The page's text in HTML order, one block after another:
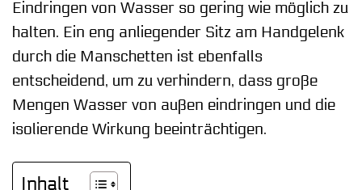
Eindringen von Wasser so gering wie möglich zu
halten. Ein eng anliegender Sitz am Handgelenk
durch die Manschetten ist ebenfalls
entscheidend, um zu verhindern, dass große
Mengen Wasser von außen eindringen und die
isolierende Wirkung beeinträchtigen.
Inhalt